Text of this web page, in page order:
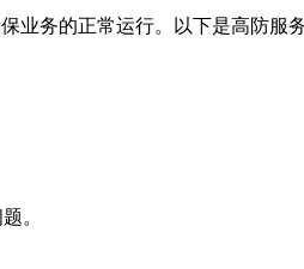
业务的正常运行。以下是高防服
。